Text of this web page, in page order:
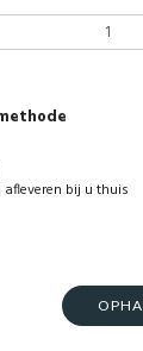
bij u thuis